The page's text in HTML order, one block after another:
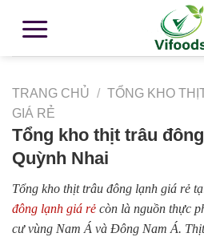
TRANG CHỦ / TỔNG KHO
GIÁ RẺ
Tổng kho thịt trâu
Quỳnh Nhai
Tổng kho thịt trâu đông lạnh giá rẻ
đông lạnh giá rẻ còn là nguồn thực
cư vùng Nam Á và Đông Nam Á.